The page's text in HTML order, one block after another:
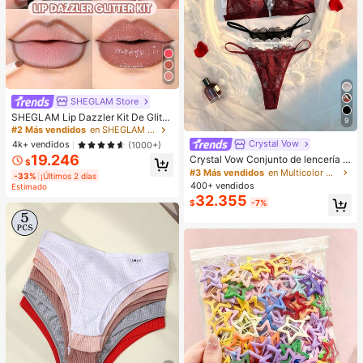
SHEGLAM Store
SHEGLAM Lip Dazzler Kit De Glitte
r Labial-Center Stage Lip Combo M
arca De Belleza CosméTica Maquill
aje Para Mujeres Y NiñAs
#2 Más vendidos
en SHEGLAM Maquillaje
4k+ vendidos
(1000+)
$19.246
-33% ¡Últimos 2 días
Estimado
9
Crystal Vow
Crystal Vow Conjunto de lencería s
exy de 6 piezas con encaje y patch
work con cierre delantero para muj
eres
#3 Más vendidos
en Multicolor Conjuntos de sujetador y braguita pa
400+ vendidos
$32.355 -7%